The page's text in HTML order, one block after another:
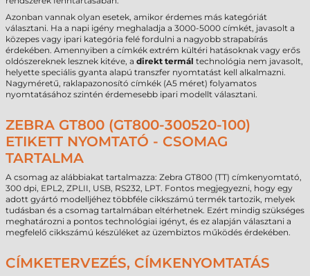
Azonban vannak olyan esetek, amikor érdemes más kategóriát
választani. Ha a napi igény meghaladja a 3000-5000 címkét, javasolt a
közepes vagy ipari kategória felé fordulni a nagyobb strapabírás
érdekében. Amennyiben a címkék extrém kültéri hatásoknak vagy erős
oldószereknek lesznek kitéve, a direkt termál technológia nem javasolt,
helyette speciális gyanta alapú transzfer nyomtatást kell alkalmazni.
Nagyméretű, raklapazonosító címkék (A5 méret) folyamatos
nyomtatásához szintén érdemesebb ipari modellt választani.
ZEBRA GT800 (GT800-300520-100)
ETIKETT NYOMTATÓ - CSOMAG
TARTALMA
A csomag az alábbiakat tartalmazza: Zebra GT800 (TT) címkenyomtató,
300 dpi, EPL2, ZPLII, USB, RS232, LPT. Fontos megjegyezni, hogy egy
adott gyártó modelljéhez többféle cikkszámú termék tartozik, melyek
tudásban és a csomag tartalmában eltérhetnek. Ezért mindig szükséges
meghatározni a pontos technológiai igényt, és ez alapján választani a
megfelelő cikkszámú készüléket az üzembiztos működés érdekében.
CÍMKETERVEZÉS, CÍMKENYOMTATÁS